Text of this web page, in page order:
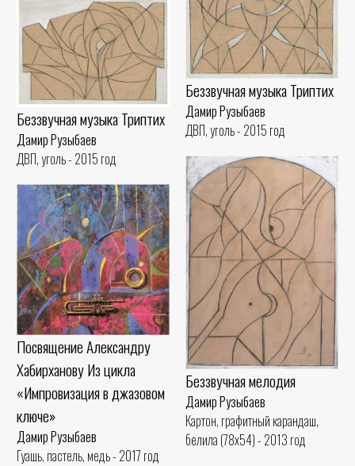
Беззвучная музыка Триптих
Дамир Рузыбаев
ДВП, уголь - 2015 год
Беззвучная музыка Триптих
Дамир Рузыбаев
ДВП, уголь - 2015 год
Беззвучная мелодия
Дамир Рузыбаев
Картон, графитный карандаш,
белила (78x54) - 2013 год
Посвящение Александру
Хабирханову Из цикла
«Импровизация в джазовом
ключе»
Дамир Рузыбаев
Гуашь, пастель, медь - 2017 год